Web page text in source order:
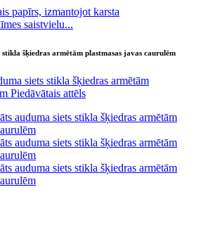
papīrs, izmantojot karsta
saistvielu...
šķiedras armētām plastmasas javas caurulēm